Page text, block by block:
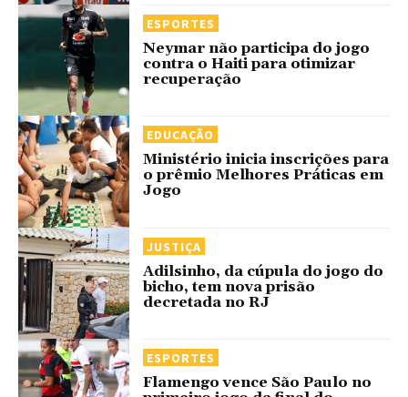
ESPORTES
Neymar não participa do jogo
contra o Haiti para otimizar
recuperação
EDUCAÇÃO
Ministério inicia inscrições para
o prêmio Melhores Práticas em
Jogo
JUSTIÇA
Adilsinho, da cúpula do jogo do
bicho, tem nova prisão
decretada no RJ
ESPORTES
Flamengo vence São Paulo no